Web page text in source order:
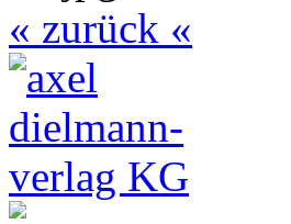
« zurück «